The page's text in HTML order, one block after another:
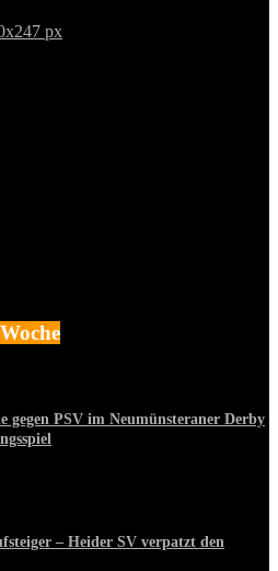
gegen PSV im Neumünsteraner Derby
– Heider SV verpatzt den